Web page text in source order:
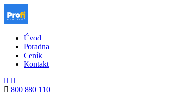
Úvod
Poradna
Ceník
Kontakt
800 880 110